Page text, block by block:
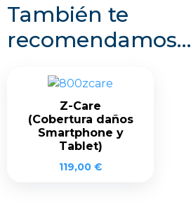
También te
recomendamos…
Z-Care
(Cobertura daños
Smartphone y
Tablet)
119,00 €